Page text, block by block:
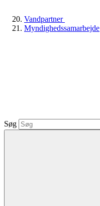
Vandpartner
Myndighedssamarbejde
Søg